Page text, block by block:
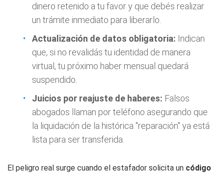
dinero retenido a tu favor y que debés realizar
un trámite inmediato para liberarlo.
Actualización de datos obligatoria: Indican
que, si no revalidás tu identidad de manera
virtual, tu próximo haber mensual quedará
suspendido.
Juicios por reajuste de haberes: Falsos
abogados llaman por teléfono asegurando que
la liquidación de la histórica "reparación" ya está
lista para ser transferida.
El peligro real surge cuando el estafador solicita un código